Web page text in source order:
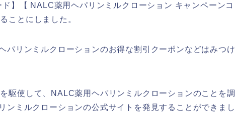
】【 NALC薬用ヘパリンミルクローション キャンペーンコ
ことにしました。
パリンミルクローションのお得な割引クーポンなどはみつけ
駆使して、NALC薬用ヘパリンミルクローションのことを調
ンミルクローションの公式サイトを発見することができまし